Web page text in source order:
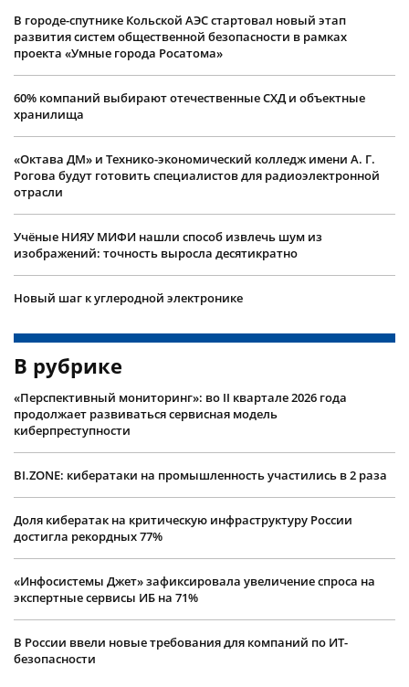
В городе-спутнике Кольской АЭС стартовал новый этап
развития систем общественной безопасности в рамках
проекта «Умные города Росатома»
60% компаний выбирают отечественные СХД и объектные
хранилища
«Октава ДМ» и Технико-экономический колледж имени А. Г.
Рогова будут готовить специалистов для радиоэлектронной
отрасли
Учëные НИЯУ МИФИ нашли способ извлечь шум из
изображений: точность выросла десятикратно
Новый шаг к углеродной электронике
В рубрике
«Перспективный мониторинг»: во II квартале 2026 года
продолжает развиваться сервисная модель
киберпреступности
BI.ZONE: кибератаки на промышленность участились в 2 раза
Доля кибератак на критическую инфраструктуру России
достигла рекордных 77%
«Инфосистемы Джет» зафиксировала увеличение спроса на
экспертные сервисы ИБ на 71%
В России ввели новые требования для компаний по ИТ-
безопасности